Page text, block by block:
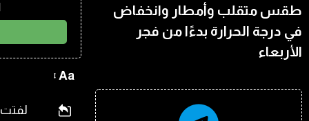
طقس متقلب وأمطار وانخفاض
في درجة الحرارة بدءًا من فجر
الأربعاء
Aa
لفتت